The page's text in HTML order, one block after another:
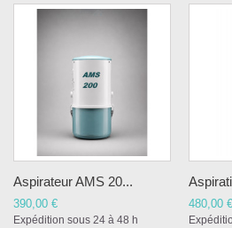
Aspirateur AMS 20...
390,00 €
Expédition sous 24 à 48 h
480,00 €